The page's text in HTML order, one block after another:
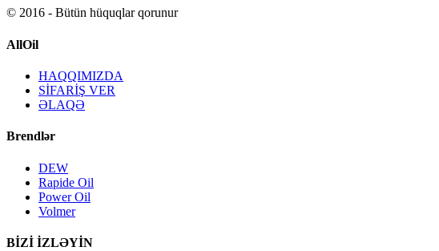
© 2016 - Bütün hüquqlar qorunur
AllOil
HAQQIMIZDA
SİFARİŞ VER
ƏLAQƏ
Brendlər
DEW
Rapide Oil
Power Oil
Volmer
BİZİ İZLƏYİN